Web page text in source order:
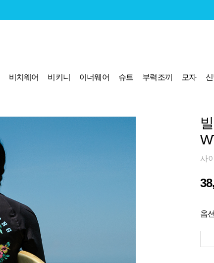
비치웨어 비키니 이너웨어 슈트 부력조끼 모자
사
옵